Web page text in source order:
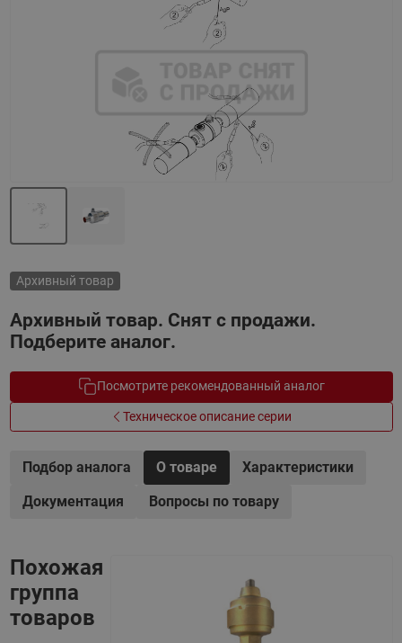
Архивный товар
Архивный товар. Снят с продажи.
Подберите аналог.
Посмотрите рекомендованный аналог
Техническое описание серии
Подбор аналога О товаре
Характеристики
Документация
Вопросы по товару
Похожая
группа
товаров